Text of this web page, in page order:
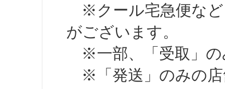
※クール宅急便など
がございます。
※一部、「受取」の
※「発送」のみの店